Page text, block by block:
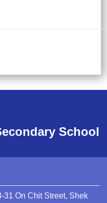
School
31 On Chit Street, Shek